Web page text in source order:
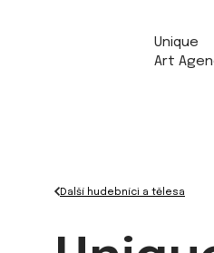
Unique
Art
Další hudebníci a tělesa